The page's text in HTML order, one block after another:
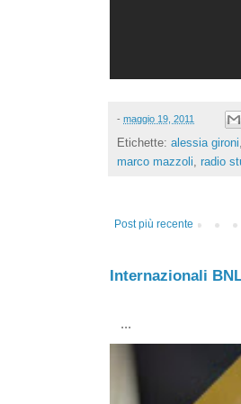
- maggio 19, 2011
Etichette: alessia gironi,
marco mazzoli, radio
Post più recente
Internazionali
...